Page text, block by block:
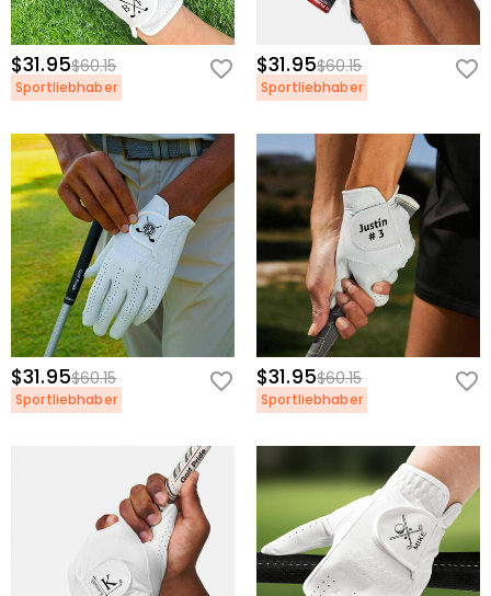
$31.95$60.15
Sportliebhaber
$31.95$60.15
Sportliebhaber
$31.95$60.15
Sportliebhaber
$31.95$60.15
Sportliebhaber